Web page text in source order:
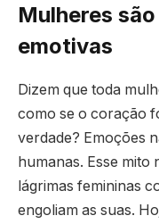
Mulheres
emotivas
Dizem que toda
como se o coração
verdade? Emoções
humanas. Esse mito
lágrimas femininas
engoliam as suas.